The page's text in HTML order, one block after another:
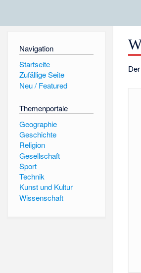
Navigation
Startseite
Zufällige Seite
Neu / Featured
Themenportale
Geographie
Geschichte
Religion
Gesellschaft
Sport
Technik
Kunst und Kultur
Wissenschaft